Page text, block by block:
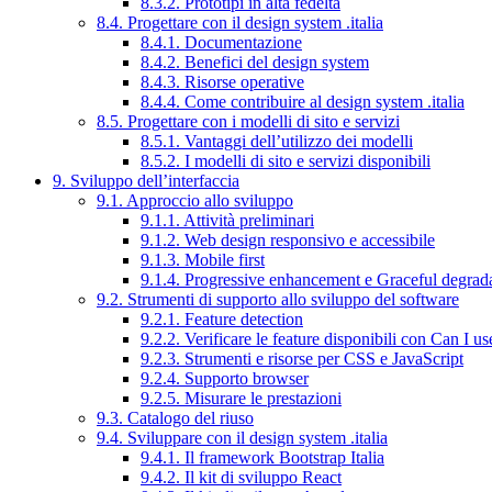
8.4. Progettare con il design system .italia
8.4.1. Documentazione
8.4.2. Benefici del design system
8.4.3. Risorse operative
8.4.4. Come contribuire al design system .italia
8.5. Progettare con i modelli di sito e servizi
8.5.1. Vantaggi dell’utilizzo dei modelli
8.5.2. I modelli di sito e servizi disponibili
9. Sviluppo dell’interfaccia
9.1. Approccio allo sviluppo
9.1.1. Attività preliminari
9.1.2. Web design responsivo e accessibile
9.1.3. Mobile first
9.1.4. Progressive enhancement e Graceful
9.2. Strumenti di supporto allo sviluppo del software
9.2.1. Feature detection
9.2.2. Verificare le feature disponibili con Can I
9.2.3. Strumenti e risorse per CSS e JavaScript
9.2.4. Supporto browser
9.2.5. Misurare le prestazioni
9.3. Catalogo del riuso
9.4. Sviluppare con il design system .italia
9.4.1. Il framework Bootstrap Italia
9.4.2. Il kit di sviluppo React